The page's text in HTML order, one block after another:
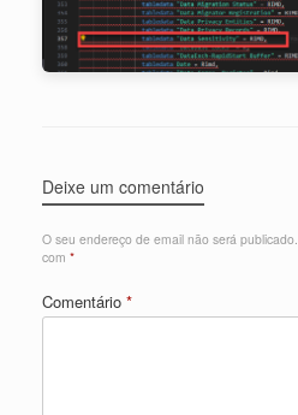
Deixe um comentário
O seu endereço de email não será publicado.
com *
Comentário *